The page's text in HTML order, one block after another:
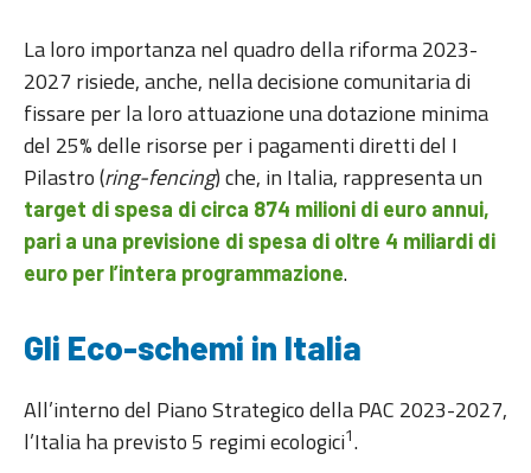
La loro importanza nel quadro della riforma 2023-
2027 risiede, anche, nella decisione comunitaria di
fissare per la loro attuazione una dotazione minima
del 25% delle risorse per i pagamenti diretti del I
Pilastro (ring-fencing) che, in Italia, rappresenta un
target di spesa di circa 874 milioni di euro annui,
pari a una previsione di spesa di oltre 4 miliardi di
euro per l’intera programmazione.
Gli Eco-schemi in Italia
All’interno del Piano Strategico della PAC 2023-2027,
l’Italia ha previsto 5 regimi ecologici1.